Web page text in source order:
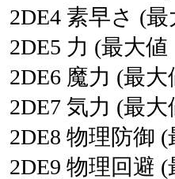
2DE4 素早さ (最
2DE5 力 (最大値
2DE6 魔力 (最大
2DE7 気力 (最大
2DE8 物理防御 (
2DE9 物理回避 (